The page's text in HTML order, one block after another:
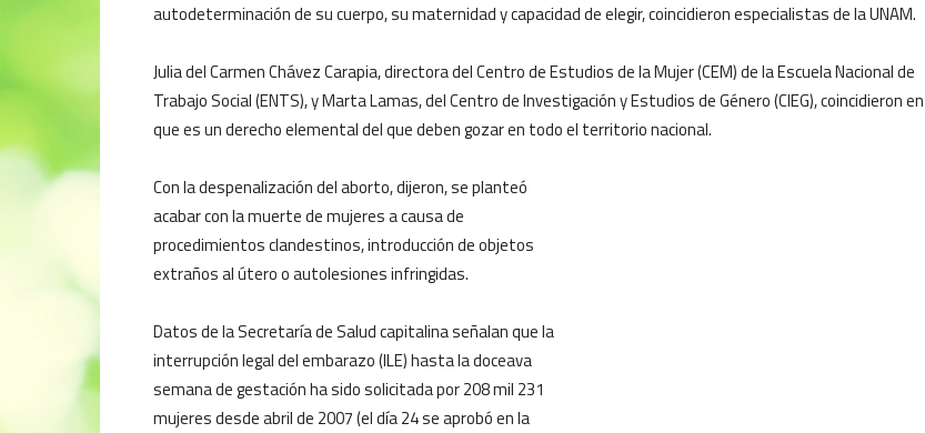
autodeterminación de su cuerpo, su maternidad y capacidad de elegir, coincidieron especialistas de la UNAM.
Julia del Carmen Chávez Carapia, directora del Centro de Estudios de la Mujer (CEM) de la Escuela Nacional de
Trabajo Social (ENTS), y Marta Lamas, del Centro de Investigación y Estudios de Género (CIEG), coincidieron en
que es un derecho elemental del que deben gozar en todo el territorio nacional.
Con la despenalización del aborto, dijeron, se planteó
acabar con la muerte de mujeres a causa de
procedimientos clandestinos, introducción de objetos
extraños al útero o autolesiones infringidas.
Datos de la Secretaría de Salud capitalina señalan que la
interrupción legal del embarazo (ILE) hasta la doceava
semana de gestación ha sido solicitada por 208 mil 231
mujeres desde abril de 2007 (el día 24 se aprobó en la